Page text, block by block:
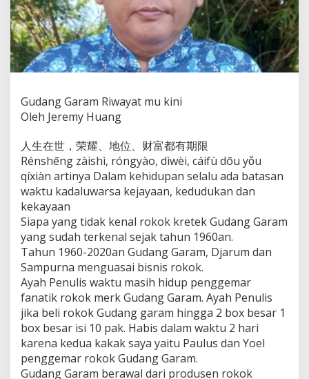
k
i
n
i
Gudang Garam Riwayat mu kini
Oleh Jeremy Huang
人生在世，荣耀、地位、财富都有期限
Rénshēng zàishì, róngyào, dìwèi, cáifù dōu yǒu
qíxiàn artinya Dalam kehidupan selalu ada batasan
waktu kadaluwarsa kejayaan, kedudukan dan
kekayaan
Siapa yang tidak kenal rokok kretek Gudang Garam
yang sudah terkenal sejak tahun 1960an.
Tahun 1960-2020an Gudang Garam, Djarum dan
Sampurna menguasai bisnis rokok.
Ayah Penulis waktu masih hidup penggemar
fanatik rokok merk Gudang Garam. Ayah Penulis
jika beli rokok Gudang garam hingga 2 box besar 1
box besar isi 10 pak. Habis dalam waktu 2 hari
karena kedua kakak saya yaitu Paulus dan Yoel
penggemar rokok Gudang Garam.
Gudang Garam berawal dari produsen rokok